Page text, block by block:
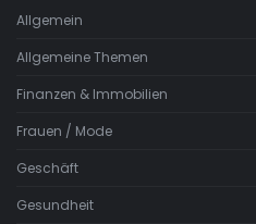
Allgemein
Allgemeine Themen
Finanzen & Immobilien
Frauen / Mode
Geschäft
Gesundheit